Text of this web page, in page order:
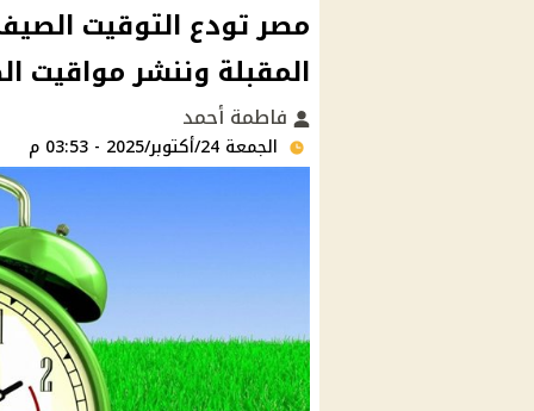
مصر تودع التوقيت
المقبلة وننشر مواقيت
فاطمة أحمد
الجمعة 24/أكتوبر/2025 - 03:53 م